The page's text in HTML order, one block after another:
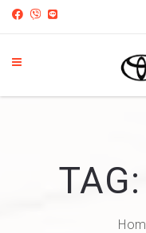
TAG: